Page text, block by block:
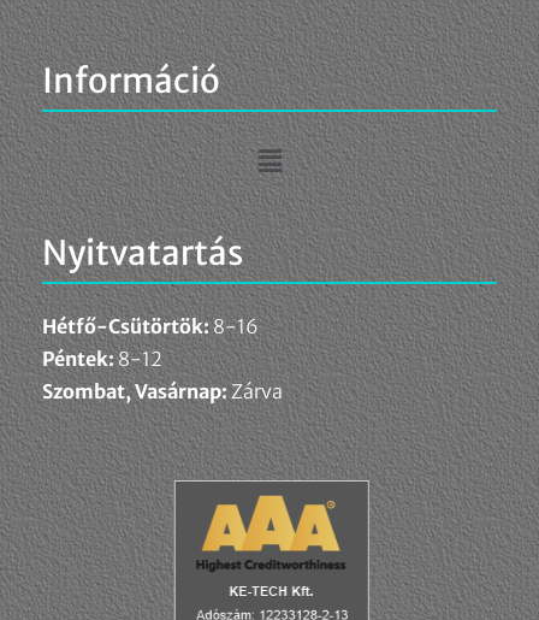
Fontosnak tartjuk az adatok védelmét
A böngészési élmény fokozása, a személyre szabott
Információ
Nyitvatartás
Hétfő-Csütörtök:8-16
Péntek:8-12
Szombat, Vasárnap:Zárva